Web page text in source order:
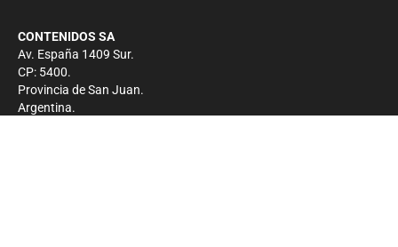
CONTENIDOS SA
Av. España 1409 Sur.
CP: 5400.
Provincia de San Juan.
Argentina.